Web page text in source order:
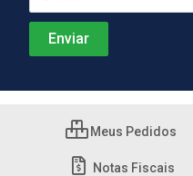
Meus Pedidos
Notas Fiscais